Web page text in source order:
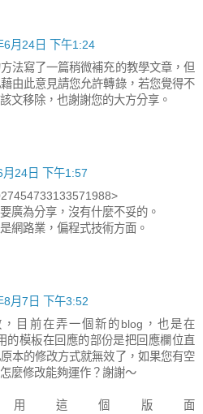
6月24日 下午1:24
法寫了一篇稍微補充的教學文章，但
由此意見請您允許轉錄，若您覺得不
文移除，也謝謝您的大方分享。
24日 下午1:57
廣為分享，沒有什麼不妥的。
網路業，偏程式技術方面。
8月7日 下午3:52
目前在弄一個新的blog，也是在
的模板在回應的部份是把回應欄位直
本的修改方式就無效了，如果您有空
麼修改能夠運作？謝謝～
這個版面